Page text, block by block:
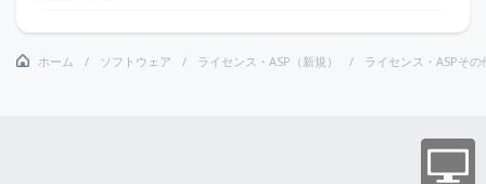
ホーム ソフトウェア ライセンス・ASP（新規） ライセンス・ASPその